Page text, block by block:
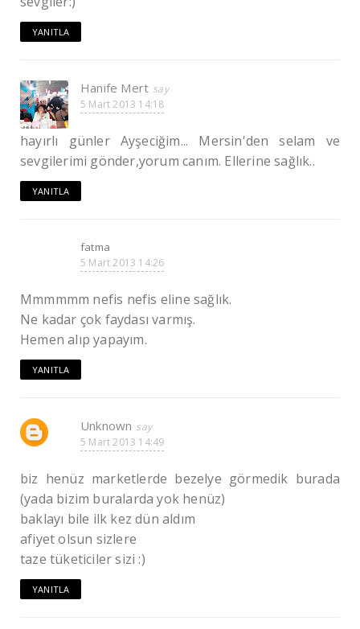
YANITLA
Hanife Mert
5 Mart 2013 14:18
hayırlı günler Ayşeciğim... Mersin'den selam ve
sevgilerimi gönder,yorum canım. Ellerine sağlık..
YANITLA
fatma
5 Mart 2013 14:26
Mmmmmm nefis nefis eline sağlık.
Ne kadar çok faydası varmış.
Hemen alıp yapayım.
YANITLA
Unknown
5 Mart 2013 14:49
biz henüz marketlerde bezelye görmedik burada
(yada bizim buralarda yok henüz)
baklayı bile ilk kez dün aldım
afiyet olsun sizlere
taze tüketiciler sizi :)
YANITLA